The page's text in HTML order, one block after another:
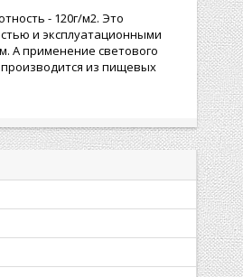
- 120г/м2. Это
и эксплуатационными
А применение светового
из пищевых